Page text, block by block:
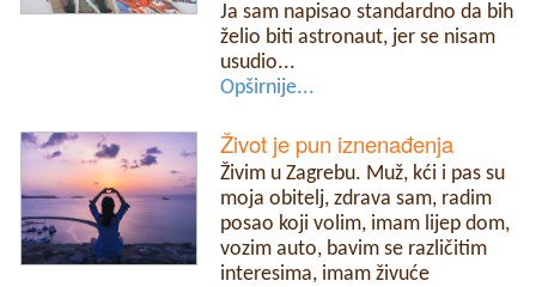
Ja sam napisao standardno da bih
želio biti astronaut, jer se nisam
usudio...
Opširnije...
Život je pun iznenađenja
Živim u Zagrebu. Muž, kći i pas su
moja obitelj, zdrava sam, radim
posao koji volim, imam lijep dom,
vozim auto, bavim se različitim
interesima, imam živuće